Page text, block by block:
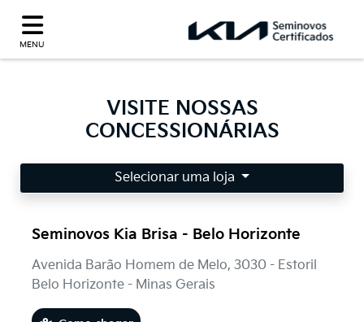
MENU
VISITE NOSSAS
CONCESSIONÁRIAS
Selecionar uma loja
Seminovos Kia Brisa - Belo Horizonte
Avenida Barão Homem de Melo, 3030 - Estoril
Belo Horizonte - Minas Gerais